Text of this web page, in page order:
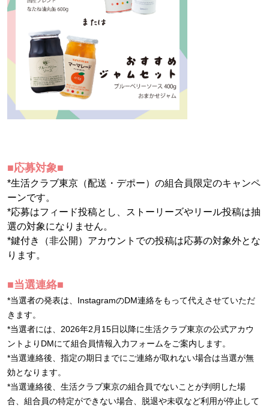
■応募対象■
*生活クラブ東京（配送・デポー）の組合員限定のキャンペ
ーンです。
*応募はフィード投稿とし、ストーリーズやリール投稿は抽
選の対象になりません。
*鍵付き（非公開）アカウントでの投稿は応募の対象外とな
ります。
■当選連絡■
*当選者の発表は、InstagramのDM連絡をもって代えさせていただ
きます。
*当選者には、2026年2月15日以降に生活クラブ東京の公式アカウ
ントよりDMにて組合員情報入力フォームをご案内します。
*当選連絡後、指定の期日までにご連絡が取れない場合は当選が無
効となります。
*当選連絡後、生活クラブ東京の組合員でないことが判明した場
合、組合員の特定ができない場合、脱退や未収など利用が停止して